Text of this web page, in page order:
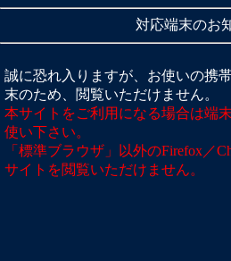
対応端末のお
誠に恐れ入りますが、お使いの携
末のため、閲覧いただけません。
本サイトをご利用になる場合は端
使い下さい。
「標準ブラウザ」以外のFirefox／
サイトを閲覧いただけません。